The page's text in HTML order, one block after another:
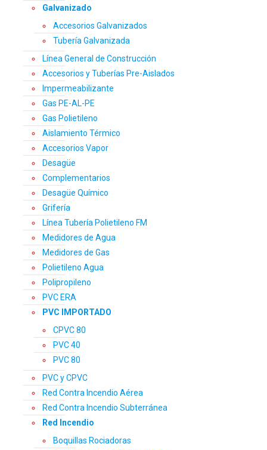
Galvanizado
Accesorios Galvanizados
Tubería Galvanizada
Línea General de Construcción
Accesorios y Tuberías Pre-Aislados
Impermeabilizante
Gas PE-AL-PE
Gas Polietileno
Aislamiento Térmico
Accesorios Vapor
Desagüe
Complementarios
Desagüe Químico
Grifería
Línea Tubería Polietileno FM
Medidores de Agua
Medidores de Gas
Polietileno Agua
Polipropileno
PVC ERA
PVC IMPORTADO
CPVC 80
PVC 40
PVC 80
PVC y CPVC
Red Contra Incendio Aérea
Red Contra Incendio Subterránea
Red Incendio
Boquillas Rociadoras